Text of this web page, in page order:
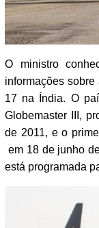
O ministro
informações
17 na Índia. O
Globemaster III,
de 2011, e o
em 18 de junho
está programada